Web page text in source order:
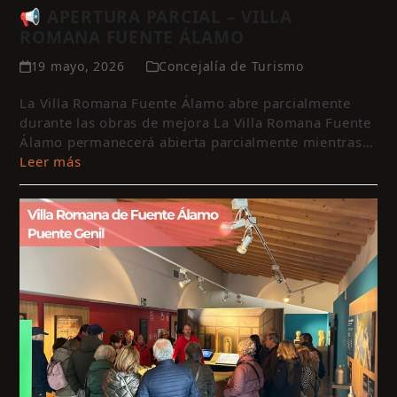
📢 APERTURA PARCIAL – VILLA
19 mayo, 2026 Concejalía de Turismo
La Villa Romana Fuente Álamo abre parcialmente
durante las obras de mejora La Villa Romana Fuente
Álamo permanecerá abierta parcialmente mientras…
Leer más